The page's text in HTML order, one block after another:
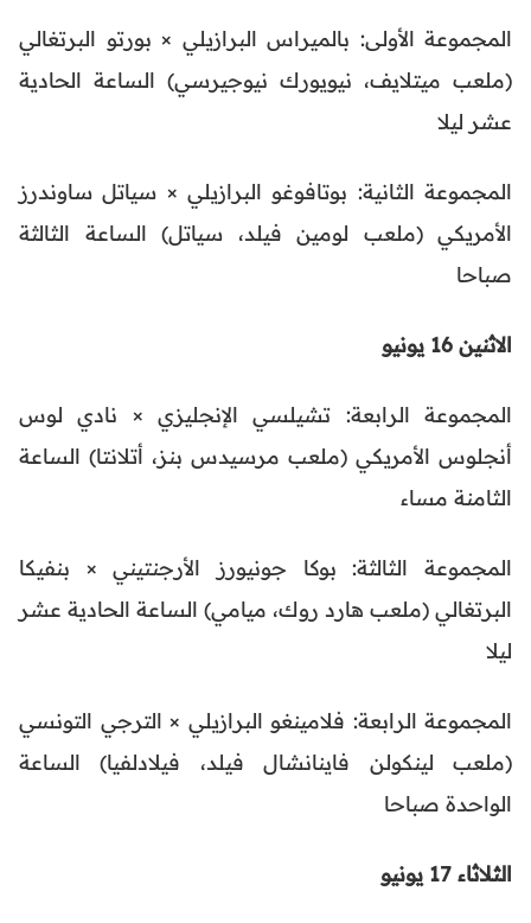
المجموعة الأولى: بالميراس البرازيلي × بورتو البرتغالي
(ملعب ميتلايف، نيويورك نيوجيرسي) الساعة الحادية
عشر ليلا
المجموعة الثانية: بوتافوغو البرازيلي × سياتل ساوندرز
الأمريكي (ملعب لومين فيلد، سياتل) الساعة الثالثة
صباحا
الاثنين 16 يونيو
المجموعة الرابعة: تشيلسي الإنجليزي × نادي لوس
أنجلوس الأمريكي (ملعب مرسيدس بنز، أتلانتا) الساعة
الثامنة مساء
المجموعة الثالثة: بوكا جونيورز الأرجنتيني × بنفيكا
البرتغالي (ملعب هارد روك، ميامي) الساعة الحادية عشر
ليلا
المجموعة الرابعة: فلامينغو البرازيلي × الترجي التونسي
(ملعب لينكولن فاينانشال فيلد، فيلادلفيا) الساعة
الواحدة صباحا
الثلاثاء 17 يونيو